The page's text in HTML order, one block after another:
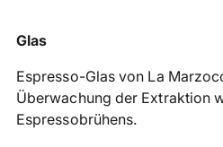
Produkt
den
Warenkorb
legen
Glas
Espresso-Glas von La
Überwachung der Extraktion
Espressobrühens.